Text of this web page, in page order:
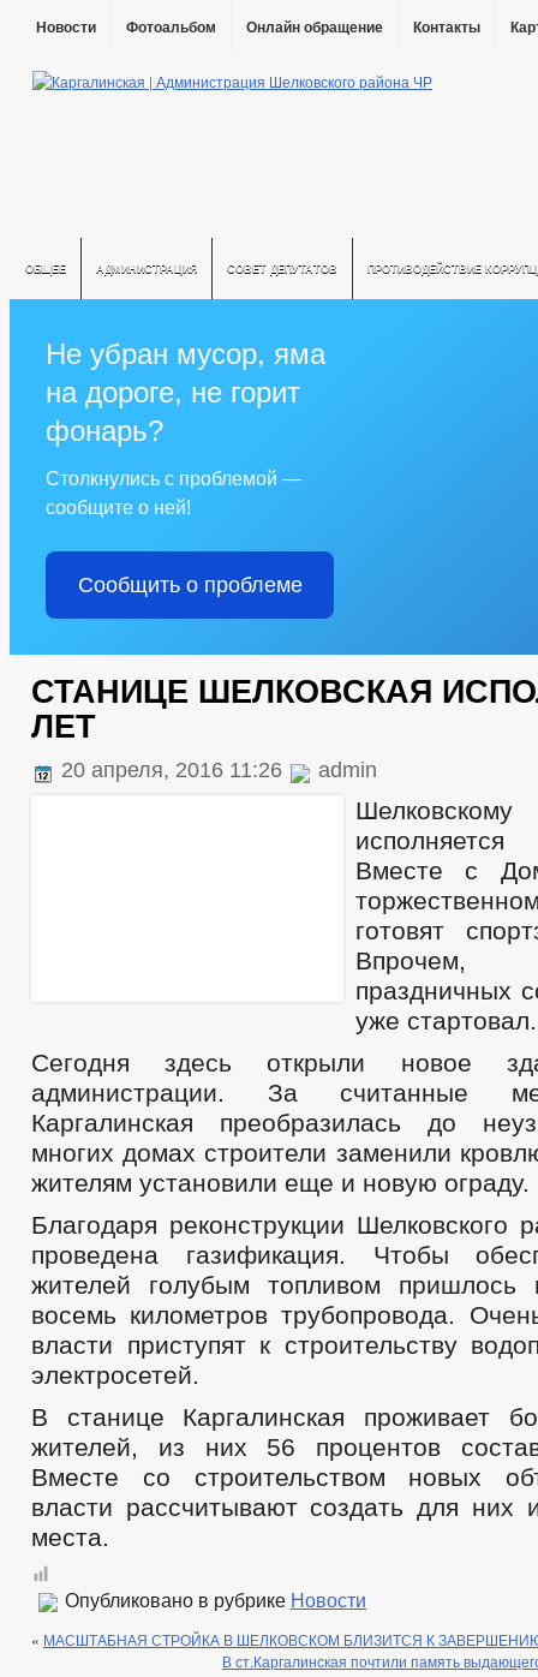
Новости Фотоальбом Онлайн обращение Контакты
ОБЩЕЕ АДМИНИСТРАЦИЯ СОВЕТ ДЕПУТАТОВ ПРОТИВОДЕЙСТВИЕ
Не убран мусор, яма
на дороге, не горит
фонарь?
Столкнулись с проблемой —
сообщите о ней!
Сообщить о проблеме
СТАНИЦЕ ШЕЛКОВСКАЯ
ЛЕТ
20 апреля, 2016 11:26 admin
исполняется
Вместе с
готовят
праздничных
уже стартовал.
Сегодня здесь открыли новое
администрации. За считанные
Каргалинская преобразилась до
многих домах строители заменили
жителям установили еще и новую ограду.
Благодаря реконструкции Шелковского
проведена газификация. Чтобы
жителей голубым топливом пришлось
восемь километров трубопровода.
власти приступят к строительству
электросетей.
В станице Каргалинская проживает
жителей, из них 56 процентов
Вместе со строительством новых
власти рассчитывают создать для них
места.
Опубликовано в рубрике Новости
« МАСШТАБНАЯ СТРОЙКА В ШЕЛКОВСКОМ БЛИЗИТСЯ К
В ст.Каргалинская почтили память